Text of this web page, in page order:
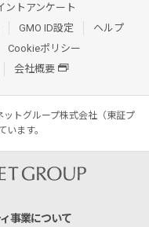
ントアンケート
GMO ID設定
ヘルプ
Cookieポリシー
会社概要
ットグループ株式会社（東証プ
います。
事業について